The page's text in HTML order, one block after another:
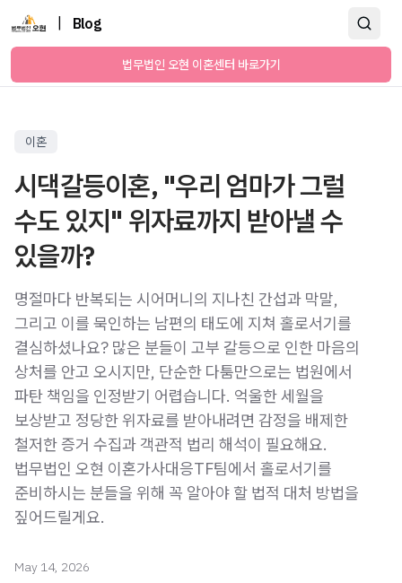
Blog
법무법인 오현 이혼센터 바로가기
이혼
시댁갈등이혼, "우리 엄마가 그럴
수도 있지" 위자료까지 받아낼 수
있을까?
명절마다 반복되는 시어머니의 지나친 간섭과 막말,
그리고 이를 묵인하는 남편의 태도에 지쳐 홀로서기를
결심하셨나요? 많은 분들이 고부 갈등으로 인한 마음의
상처를 안고 오시지만, 단순한 다툼만으로는 법원에서
파탄 책임을 인정받기 어렵습니다. 억울한 세월을
보상받고 정당한 위자료를 받아내려면 감정을 배제한
철저한 증거 수집과 객관적 법리 해석이 필요해요.
법무법인 오현 이혼가사대응TF팀에서 홀로서기를
준비하시는 분들을 위해 꼭 알아야 할 법적 대처 방법을
짚어드릴게요.
May 14, 2026